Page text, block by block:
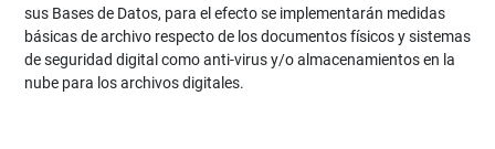
sus Bases de Datos, para el efecto se implementarán medidas
básicas de archivo respecto de los documentos físicos y sistemas
de seguridad digital como anti-virus y/o almacenamientos en la
nube para los archivos digitales.